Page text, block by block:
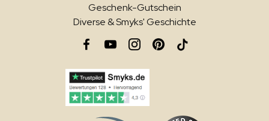
Geschenk-Gutschein
Diverse & Smyks' Geschichte